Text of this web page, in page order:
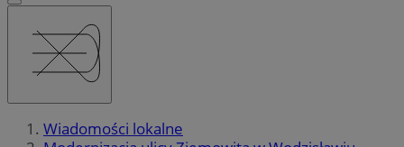
Wiadomości lokalne